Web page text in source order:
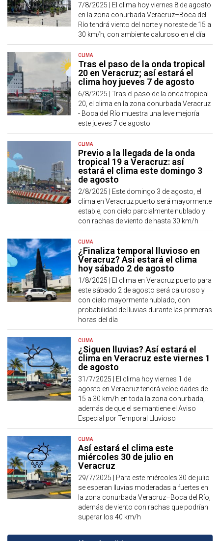
7/8/2025 | El clima hoy viernes 8 de agosto
en la zona conurbada Veracruz–Boca del
Río tendrá viento del norte y noreste de 15 a
30 km/h, con ambiente caluroso en el día
CLIMA
Tras el paso de la onda tropical
20 en Veracruz; así estará el
clima hoy jueves 7 de agosto
6/8/2025 |Tras el paso de la onda tropical
20, el clima en la zona conurbada Veracruz
- Boca del Río muestra una leve mejoría
este jueves 7 de agosto
CLIMA
Previo a la llegada de la onda
tropical 19 a Veracruz: así
estará el clima este domingo 3
de agosto
2/8/2025 | Este domingo 3 de agosto, el
clima en Veracruz puerto será mayormente
estable, con cielo parcialmente nublado y
con rachas de viento de hasta 30 km/h
CLIMA
¿Finaliza temporal lluvioso en
Veracruz? Así estará el clima
hoy sábado 2 de agosto
1/8/2025 | El clima en Veracruz puerto para
este sábado 2 de agosto será caluroso y
con cielo mayormente nublado, con
probabilidad de lluvias durante las primeras
horas del día
CLIMA
¿Siguen lluvias? Así estará el
clima en Veracruz este viernes 1
de agosto
31/7/2025 | El clima hoy viernes 1 de
agosto en Veracruz tendrá velocidades de
15 a 30 km/h en toda la zona conurbada,
además de que el se mantiene el Aviso
Especial por Temporal Lluvioso
CLIMA
Así estará el clima este
miércoles 30 de julio en
Veracruz
29/7/2025 | Para este miércoles 30 de julio
se esperan lluvias moderadas a fuertes en
la zona conurbada Veracruz–Boca del Río,
además de viento con rachas que podrían
superar los 40 km/h